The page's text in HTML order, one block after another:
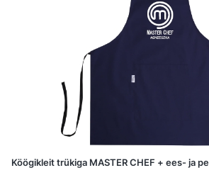
Köögikleit trükiga MASTER CHEF + ees- ja